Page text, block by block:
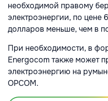
необходимой правому
электроэнергии, по цене
долларов меньше, чем в
При необходимости, в
Energocom также может
электроэнергию на
OPCOM.